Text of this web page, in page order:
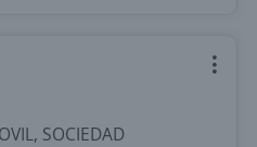
SOCIEDAD